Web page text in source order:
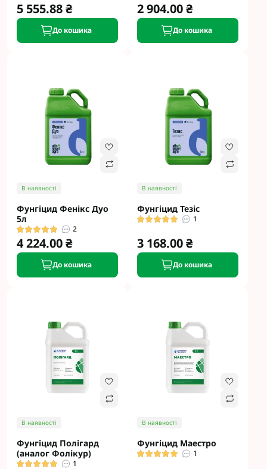
5 555.88 ₴
До кошика
2 904.00 ₴
До кошика
В наявності
Фунгіцид Фенікс Дуо
5л
2
4 224.00 ₴
До кошика
В наявності
Фунгіцид Тезіс
1
3 168.00 ₴
До кошика
В наявності
Фунгіцид Полігард
(аналог Фолікур)
1
В наявності
Фунгіцид Маестро
1